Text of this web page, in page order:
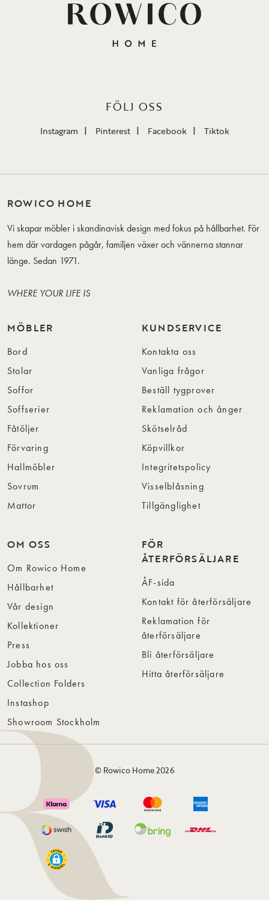
FÖLJ OSS
Instagram Pinterest Facebook Tiktok
ROWICO HOME
Vi skapar möbler i skandinavisk design med fokus på hållbarhet. För
hem där vardagen pågår, familjen växer och vännerna stannar
länge. Sedan 1971.
WHERE YOUR LIFE IS
MÖBLER
Bord
Stolar
Soffor
Soffserier
Fåtöljer
Förvaring
Hallmöbler
Sovrum
Mattor
KUNDSERVICE
Kontakta oss
Vanliga frågor
Beställ tygprover
Reklamation och ånger
Skötselråd
Köpvillkor
Integritetspolicy
Visselblåsning
Tillgänglighet
OM OSS
Om Rowico Home
Hållbarhet
Vår design
Kollektioner
Press
Jobba hos oss
Collection Folders
Instashop
Showroom Stockholm
FÖR
ÅTERFÖRSÄLJARE
ÅF-sida
Kontakt för återförsäljare
Reklamation för
återförsäljare
Bli återförsäljare
Hitta återförsäljare
© Rowico Home 2026